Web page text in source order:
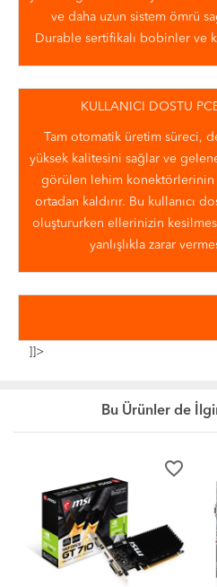
ve daha uzun sistem ömrü
Durable sertifikalı bobinler ve
KULLANICI DOSTU
Tam otomatik üretim süreci,
yüksek kalitesini sağlar ve
görülen lehim konektörlerinin
ortadan kaldırır. Bu kullanıcı
oluştururken ellerinizin
yanlışlıkla zarar
]]>
Bu Ürünler de
favorite_border